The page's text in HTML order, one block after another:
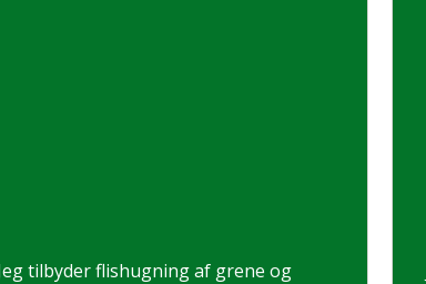
tilbyder flishugning af grene og